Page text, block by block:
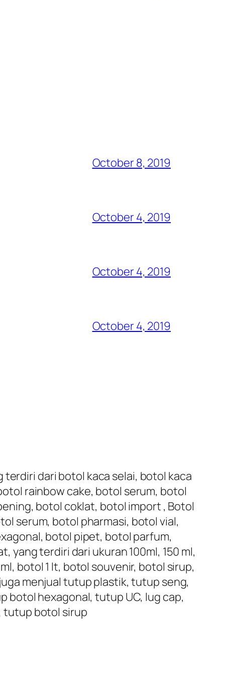
October 8, 2019
October 4, 2019
October 4, 2019
October 4, 2019
dari botol kaca selai, botol kaca
rainbow cake, botol serum, botol
botol coklat, botol import , Botol
serum, botol pharmasi, botol vial,
botol pipet, botol parfum,
terdiri dari ukuran 100ml, 150 ml,
botol 1 lt, botol souvenir, botol sirup,
menjual tutup plastik, tutup seng,
hexagonal, tutup UC, lug cap,
tutup botol sirup